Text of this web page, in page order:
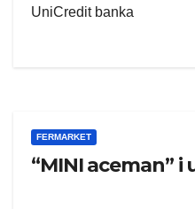
UniCredit banka
FERMARKET
“MINI aceman” i